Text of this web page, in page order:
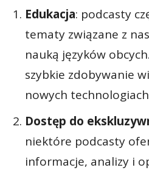
Edukacja: podcasty
tematy związane z
nauką języków
szybkie zdobywanie
nowych
Dostęp do
niektóre podcasty
informacje, analizy i